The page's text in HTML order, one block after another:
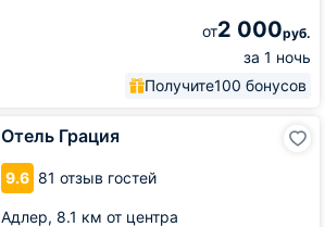
от2 000руб.
за 1 ночь
Получите100 бонусов
Отель Грация
9.6 81 отзыв гостей
Адлер, 8.1 км от центра